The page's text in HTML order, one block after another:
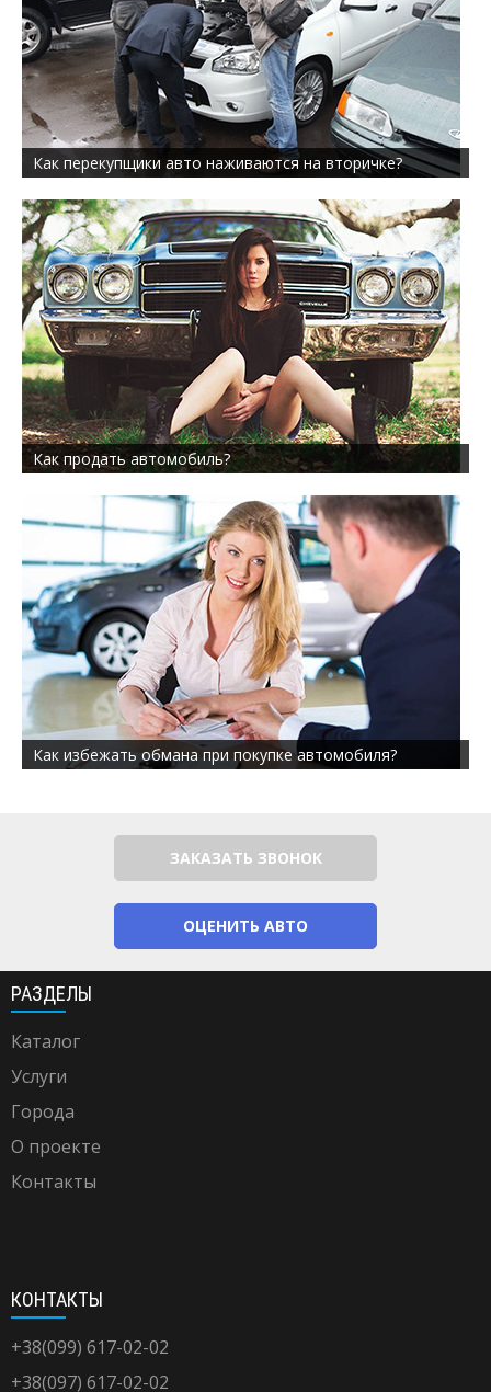
Как перекупщики авто наживаются на вторичке?
Как продать автомобиль?
Как избежать обмана при покупке автомобиля?
ЗАКАЗАТЬ ЗВОНОК
ОЦЕНИТЬ АВТО
РАЗДЕЛЫ
Каталог
Услуги
Города
О проекте
Контакты
КОНТАКТЫ
+38(099) 617-02-02
+38(097) 617-02-02